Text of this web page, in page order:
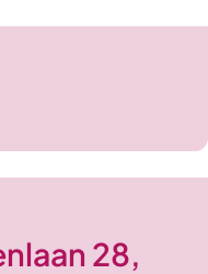
28,